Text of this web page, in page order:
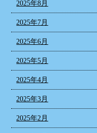
2025年8月
2025年7月
2025年6月
2025年5月
2025年4月
2025年3月
2025年2月